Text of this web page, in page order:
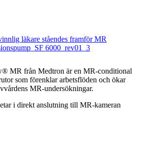
MR från Medtron är en MR-conditional
som förenklar arbetsflöden och ökar
MR-undersökningar.
i direkt anslutning till MR-kameran